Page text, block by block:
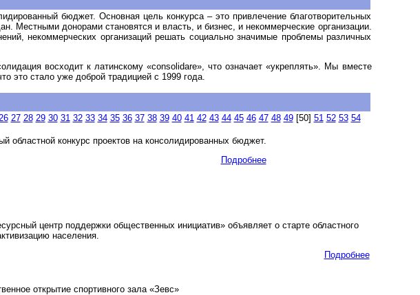
бюджет. Основная цель конкурса – это привлечение благотворительных
Местными донорами становятся и власть, и бизнес, и некоммерческие организации.
некоммерческих организаций решать социально значимые проблемы различных
восходит к латинскому «consolidare», что означает «укреплять». Мы вместе
это стало уже доброй традицией с 1999 года.
26 27 28 29 30 31 32 33 34 35 36 37 38 39 40 41 42 43 44 45 46 47 48 49[50] 51 52 53 54
конкурс проектов на консолидированных бюджет.
Подробнее
центр поддержки общественных инициатив» объявляет о старте областного
населения.
Подробнее
открытие спортивного зала «Зевс»